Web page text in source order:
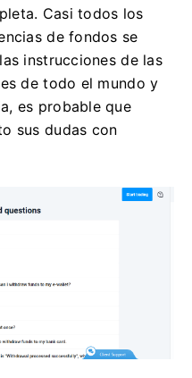
Casi todos los
de fondos se
instrucciones de las
de todo el mundo y
es probable que
sus dudas con